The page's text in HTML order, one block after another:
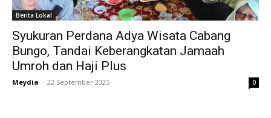
Berita Lokal
Syukuran Perdana Adya Wisata Cabang
Bungo, Tandai Keberangkatan Jamaah
Umroh dan Haji Plus
Meydia - 22 September 2025 0